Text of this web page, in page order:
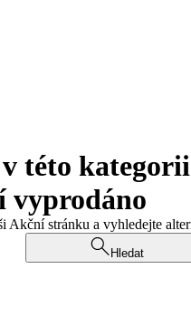
této
vyprodáno
Akční stránku a vyhledejte
Hledat